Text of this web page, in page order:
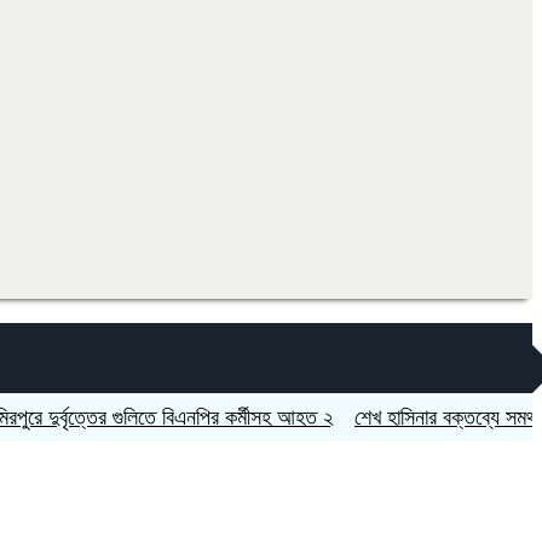
দুর্বৃত্তের গুলিতে বিএনপির কর্মীসহ আহত ২ শেখ হাসিনার বক্তব্যে সমর্থন নেই